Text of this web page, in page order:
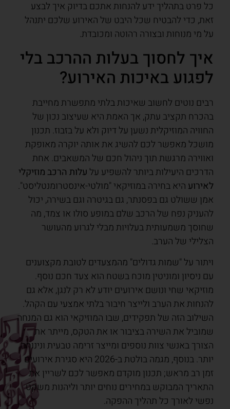
כל פרט בתהליך ידע להנחות אתכם בדיוק איך לבצע
זאת, כדי להבטיח שכל היבט של האירוע שלכם יתנהל
על מי מנוחות ובצורה רהוטה ומכובדת.
איך לחסוך בעלות ההרכב בלי
לפגוע באיכות האירוע?
רבים נוטים לחשוב שאיכות בלתי מתפשרת מחייבת
בהכרח תקציב עתק, אך האמת היא שעיצוב נכון של
החוויה המוזיקלית נשען על דיוק ולא על בזבוז. תכנון
מושכל מאפשר לכם להשיג את אותה יוקרה מאופקת
ואווירה מרגשת תוך ניהול חכם של המשאבים. אחת
הדרכים היעילות ביותר להשפיע על עלות הרכב מוזיקלי
לאירוע היא בחירה במוזיקאי "מולטי-אינסטרומנטליסט".
אמן ששולט גם בפסנתר, גם בגיטרה וגם בשירה, יכול
להעניק נפח של הרכב שלם במופע סולו או צמד, מה
שחוסך משמעותית בעלויות מבלי לגרוע מהעושר
הצלילי של הערב.
ויתור על "שמות גדולים" מהמצעדים לטובת מקצוענים
עם ניסיון ומוניטין מוכח בשטח הוא צעד חכם נוסף.
מוזיקאי שחי ונושם אירועים יודע לא רק לנגן, אלא גם
להנחות את הערב ולייצר חיבור בלתי אמצעי עם הקהל.
השילוב הזה של תפקידים, שבו המוזיקאי הוא גם המנחה
שמוביל את השירה בציבור או את הטקס, מייתר את
הצורך באנשי צוות נוספים ומייצר זרימה טבעית ונינוחה
יותר. בנוסף, מגמה בולטת ב-2026 היא סגירת אירועים
זמן רב מראש; תכנון מוקדם מאפשר לכם לשריין את
התאריך המבוקש במחירים נוחים יותר וליהנות משקט
נפשי לאורך כל תהליך ההפקה.